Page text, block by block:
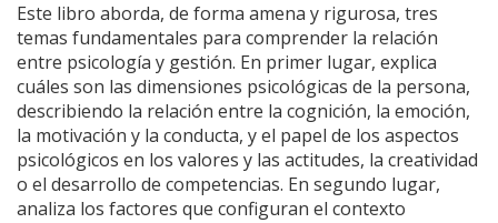
Este libro aborda, de forma amena y rigurosa, tres
temas fundamentales para comprender la relación
entre psicología y gestión. En primer lugar, explica
cuáles son las dimensiones psicológicas de la persona,
describiendo la relación entre la cognición, la emoción,
la motivación y la conducta, y el papel de los aspectos
psicológicos en los valores y las actitudes, la creatividad
o el desarrollo de competencias. En segundo lugar,
analiza los factores que configuran el contexto